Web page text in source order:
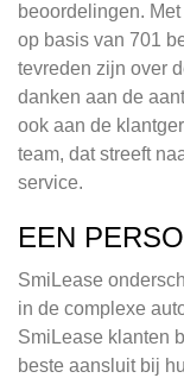
beoordelingen.
op basis van 701
tevreden zijn over
danken aan de
ook aan de
team, dat streeft
service.
EEN
SmiLease
in de complexe
SmiLease klanten
beste aansluit bij